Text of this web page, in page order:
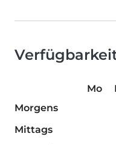
Mo
Morgens
Mittags